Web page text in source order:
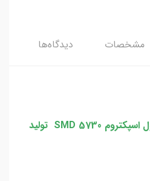
مشخصات دیدگاه‌ها
لامپ رشد گیاه ۲۰ وات فول اسپکتروم SMD 5730 تولید